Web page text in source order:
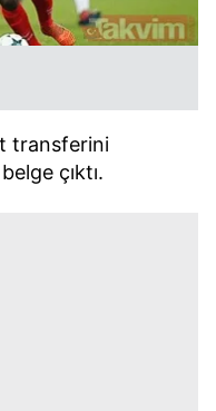
transferini
çıktı.